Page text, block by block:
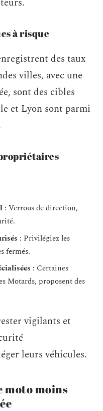
à risque
des taux
villes, avec une
sont des cibles
et Lyon sont parmi
: Verrous de direction,
: Privilégiez les
fermés.
: Certaines
Motards, proposent des
vigilants et
leurs véhicules.
moto moins